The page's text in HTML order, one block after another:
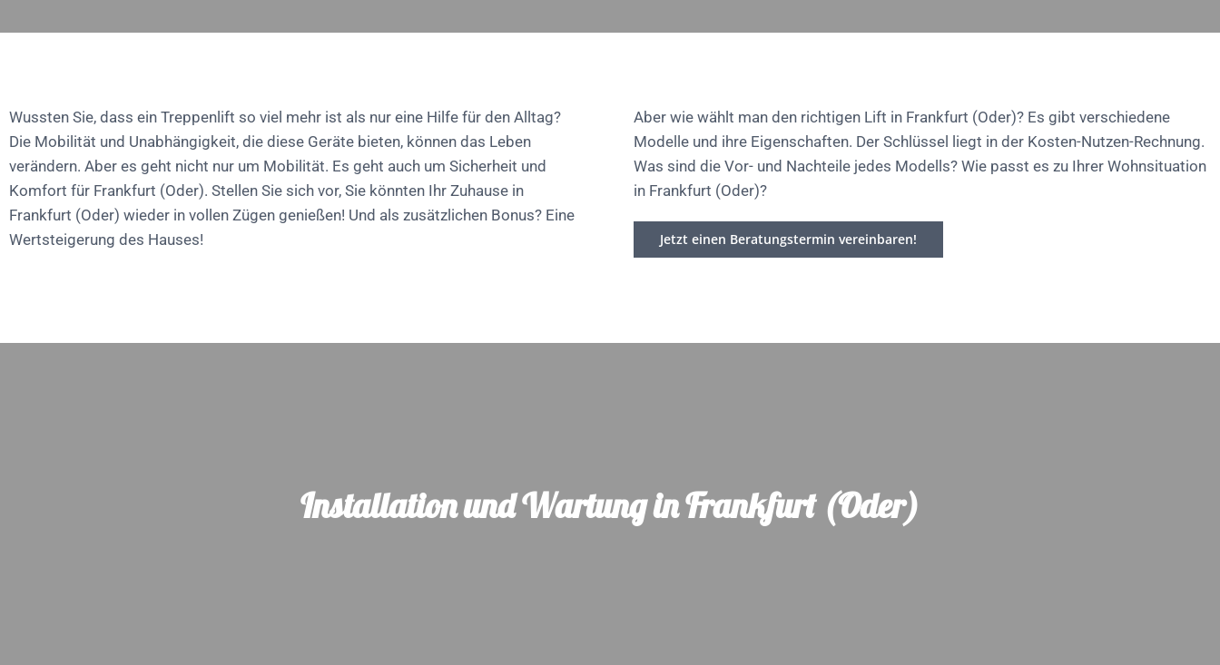
Wussten Sie, dass ein Treppenlift so viel mehr ist als nur eine Hilfe für den Alltag?
Die Mobilität und Unabhängigkeit, die diese Geräte bieten, können das Leben
verändern. Aber es geht nicht nur um Mobilität. Es geht auch um Sicherheit und
Komfort für Frankfurt (Oder). Stellen Sie sich vor, Sie könnten Ihr Zuhause in
Frankfurt (Oder) wieder in vollen Zügen genießen! Und als zusätzlichen Bonus? Eine
Wertsteigerung des Hauses!
Aber wie wählt man den richtigen Lift in Frankfurt (Oder)? Es gibt verschiedene
Modelle und ihre Eigenschaften. Der Schlüssel liegt in der Kosten-Nutzen-Rechnung.
Was sind die Vor- und Nachteile jedes Modells? Wie passt es zu Ihrer Wohnsituation
in Frankfurt (Oder)?
Jetzt einen Beratungstermin vereinbaren!
Installation und Wartung in Frankfurt (Oder)